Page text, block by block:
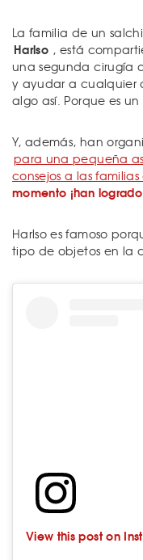
La familia de un
Harlso , está
una segunda cirugía
y ayudar a cualquier
algo así. Porque es
Y, además, han
para una pequeña
consejos a las
momento ¡han
Harlso es famoso
tipo de objetos en la
View this post on